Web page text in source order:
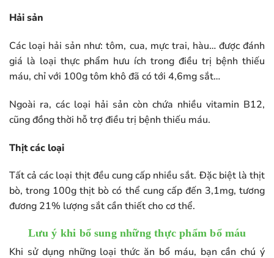
Hải sản
Các loại hải sản như: tôm, cua, mực trai, hàu… được đánh
giá là loại thực phẩm hưu ích trong điều trị bệnh thiếu
máu, chỉ với 100g tôm khô đã có tới 4,6mg sắt…
Ngoài ra, các loại hải sản còn chứa nhiều vitamin B12,
cũng đồng thời hỗ trợ điều trị bệnh thiếu máu.
Thịt các loại
Tất cả các loại thịt đều cung cấp nhiều sắt. Đặc biệt là thịt
bò, trong 100g thịt bò có thể cung cấp đến 3,1mg, tương
đương 21% lượng sắt cần thiết cho cơ thể.
Lưu ý khi bổ sung những thực phẩm bổ máu
Khi sử dụng những loại thức ăn bổ máu, bạn cần chú ý